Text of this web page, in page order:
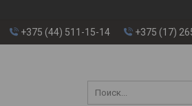
+375 (44) 511-15-14 +375 (17)